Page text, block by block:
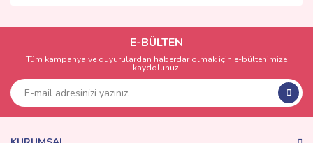
Yorum Yaz
kullanarak tarafımıza iletebilirsiniz.
Görüş ve önerileriniz için teşekkür ederiz.
Ürün açıklamasında eksik bilgiler bulunuyor.
Ürün bilgilerinde hatalar bulunuyor.
E-BÜLTEN
Tüm kampanya ve duyurulardan haberdar olmak için e-bültenimize
kaydolunuz.